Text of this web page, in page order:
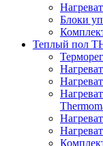
Блоки
Теплый пол